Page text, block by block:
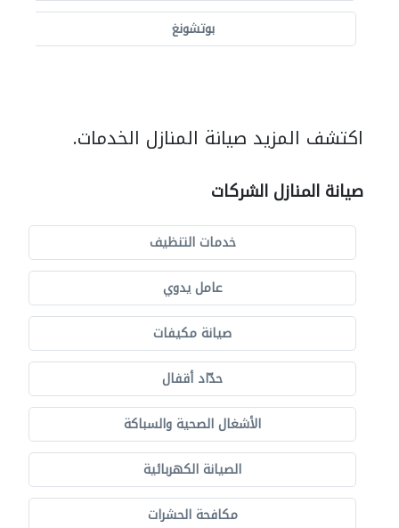
بوتشونغ
اكتشف المزيد صيانة المنازل الخدمات.
صيانة المنازل الشركات
خدمات التنظيف
عامل يدوي
صيانة مكيفات
حدّاد أقفال
الأشغال الصحية والسباكة
الصيانة الكهربائية
مكافحة الحشرات